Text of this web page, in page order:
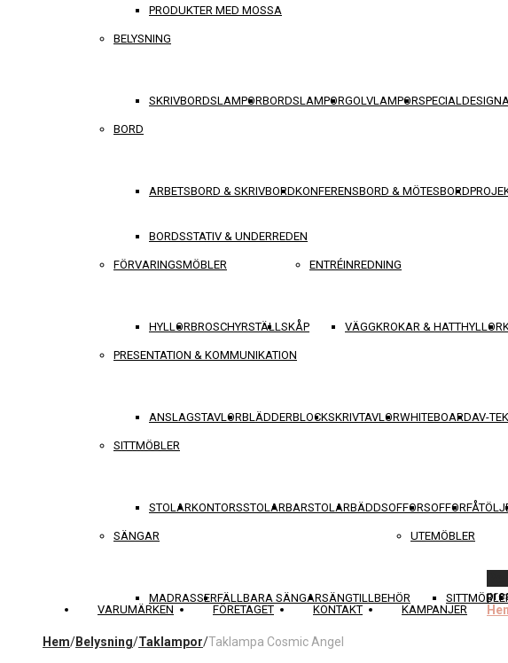
PRODUKTER MED MOSSA
BELYSNING
SKRIVBORDSLAMPORBORDSLAMPORGOLVLAMPOR
BORD
ARBETSBORD & SKRIVBORDKONFERENSBORD & MÖTESBORD
BORDSSTATIV & UNDERREDEN
FÖRVARINGSMÖBLER
HYLLORBROSCHYRSTÄLLSKÅP
ENTRÉINREDNING
VÄGGKROKAR & HATTHYLLOR
PRESENTATION & KOMMUNIKATION
ANSLAGSTAVLORBLÄDDERBLOCKSKRIVTAVLORWHITEBOARDAV-
SITTMÖBLER
STOLARKONTORSSTOLARBARSTOLARBÄDDSOFFORSOFFOR
SÄNGAR
MADRASSERFÄLLBARA SÄNGARSÄNGTILLBEHÖR
UTEMÖBLER
VARUMÄRKEN FÖRETAGET KONTAKT KAMPANJER
Hem/Belysning/Taklampor/Taklampa Cosmic Angel